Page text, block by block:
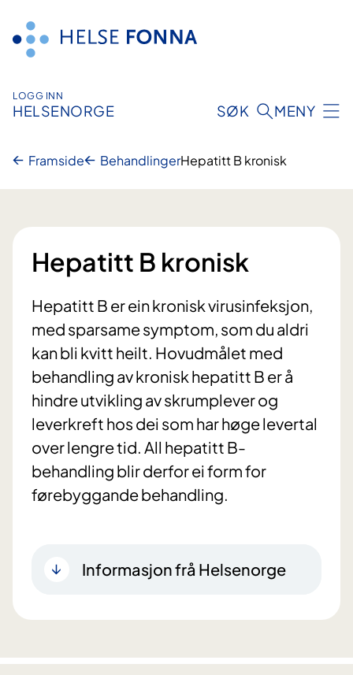
innhald
LOGG INN
HELSENORGE SØK MENY
Framside BehandlingerHepatitt B kronisk
Hepatitt B kronisk
Hepatitt B er ein kronisk virusinfeksjon,
med sparsame symptom, som du aldri
kan bli kvitt heilt. Hovudmålet med
behandling av kronisk hepatitt B er å
hindre utvikling av skrumplever og
leverkreft hos dei som har høge levertal
over lengre tid. All hepatitt B-
behandling blir derfor ei form for
førebyggande behandling.
Informasjon frå Helsenorge